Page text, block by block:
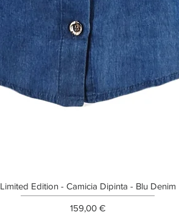
Limited Edition - Camicia Dipinta - Blu Denim
Prezzo
159,00 €